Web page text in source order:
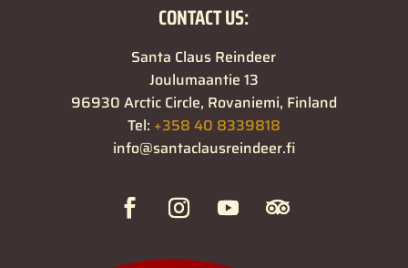
CONTACT US:
Santa Claus Reindeer
Joulumaantie 13
96930 Arctic Circle, Rovaniemi, Finland
Tel: +358 40 8339818
info@santaclausreindeer.fi